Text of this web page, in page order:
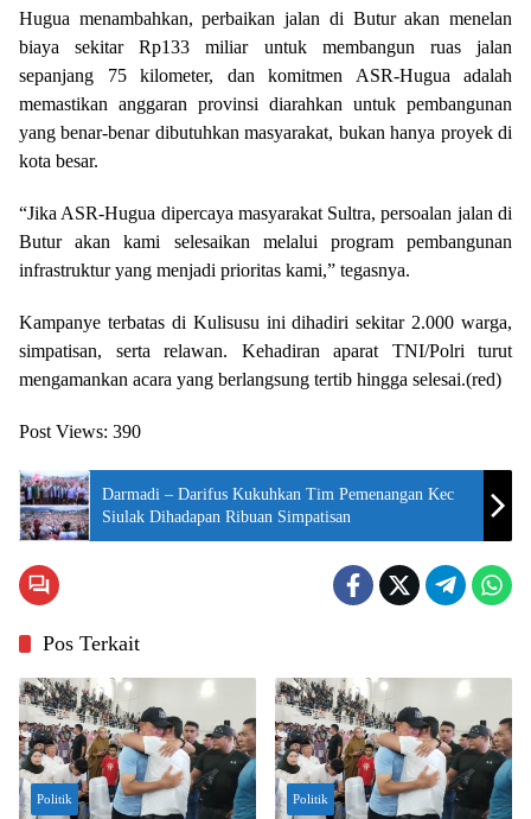
Hugua menambahkan, perbaikan jalan di Butur akan menelan
biaya sekitar Rp133 miliar untuk membangun ruas jalan
sepanjang 75 kilometer, dan komitmen ASR-Hugua adalah
memastikan anggaran provinsi diarahkan untuk pembangunan
yang benar-benar dibutuhkan masyarakat, bukan hanya proyek di
kota besar.
“Jika ASR-Hugua dipercaya masyarakat Sultra, persoalan jalan di
Butur akan kami selesaikan melalui program pembangunan
infrastruktur yang menjadi prioritas kami,” tegasnya.
Kampanye terbatas di Kulisusu ini dihadiri sekitar 2.000 warga,
simpatisan, serta relawan. Kehadiran aparat TNI/Polri turut
mengamankan acara yang berlangsung tertib hingga selesai.(red)
Post Views: 390
Darmadi – Darifus Kukuhkan Tim Pemenangan Kec
Siulak Dihadapan Ribuan Simpatisan
Pos Terkait
Politik Politik